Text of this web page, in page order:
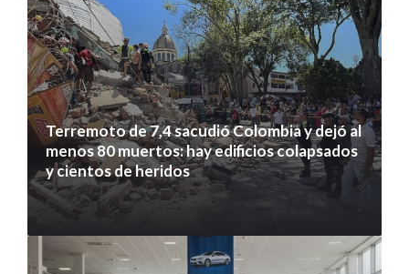
Terremoto de 7,4 sacudió Colombia y dejó al
menos 80 muertos: hay edificios colapsados
y cientos de heridos
10 agosto 2026